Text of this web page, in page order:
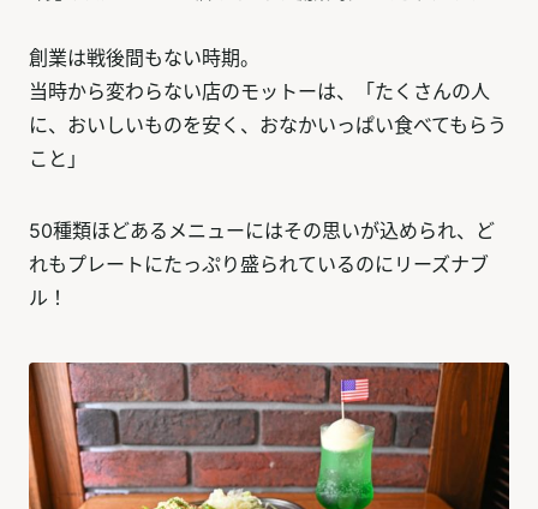
創業は戦後間もない時期。
当時から変わらない店のモットーは、「たくさんの人
に、おいしいものを安く、おなかいっぱい食べてもらう
こと」
50種類ほどあるメニューにはその思いが込められ、ど
れもプレートにたっぷり盛られているのにリーズナブ
ル！